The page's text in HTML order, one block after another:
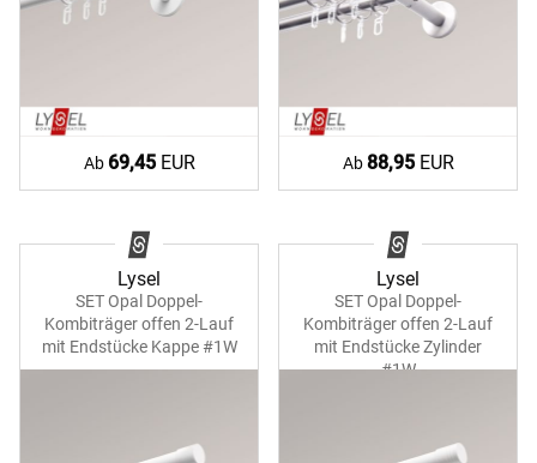
Ab 69,45EUR Ab88,95EUR
Lysel
SET Opal Doppel-
Kombiträger offen 2-Lauf
mit Endstücke Kappe #1W
Lysel
SET Opal Doppel-
Kombiträger offen 2-Lauf
mit Endstücke Zylinder
#1W